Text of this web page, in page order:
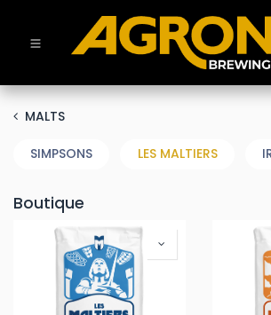
MALTS
SIMPSONS LES MALTIERS
Boutique